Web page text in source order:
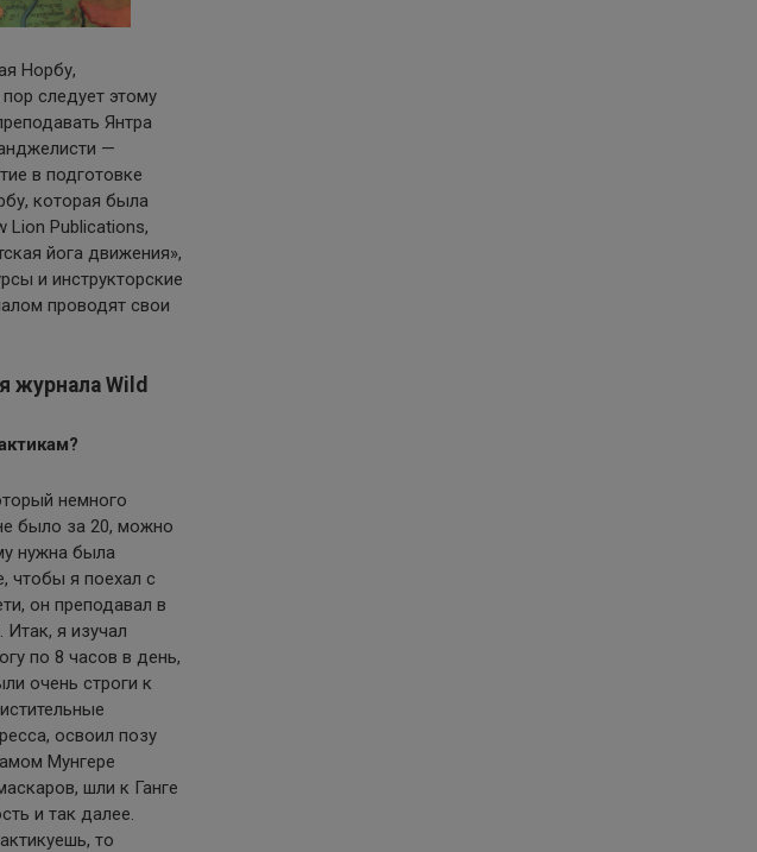
Норбу,
следует этому
Янтра
—
в подготовке
которая была
Lion Publications,
йога движения»,
и инструкторские
проводят свои
журнала Wild
немного
было за 20, можно
нужна была
чтобы я поехал с
он преподавал в
я изучал
по 8 часов в день,
очень строги к
освоил позу
Мунгере
шли к Ганге
и так далее.
то